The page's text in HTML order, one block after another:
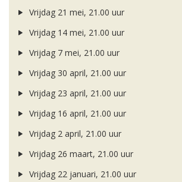
Vrijdag 21 mei, 21.00 uur
Vrijdag 14 mei, 21.00 uur
Vrijdag 7 mei, 21.00 uur
Vrijdag 30 april, 21.00 uur
Vrijdag 23 april, 21.00 uur
Vrijdag 16 april, 21.00 uur
Vrijdag 2 april, 21.00 uur
Vrijdag 26 maart, 21.00 uur
Vrijdag 22 januari, 21.00 uur